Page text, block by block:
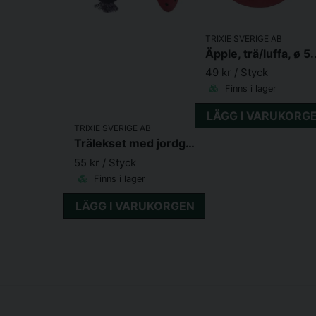
TRIXIE SVERIGE AB
Trälekset med jordgubbe/rödbeta, trä/luffa, 6/9cm
55 kr / Styck
Finns i lager
LÄGG I VARUKORGEN
TRIXIE SVERIGE AB
49 kr / Styck
Finns i lager
LÄGG I